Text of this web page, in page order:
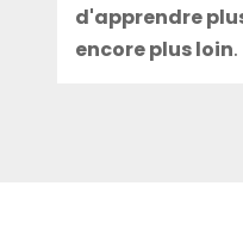
d'apprendre
encore plus loin.